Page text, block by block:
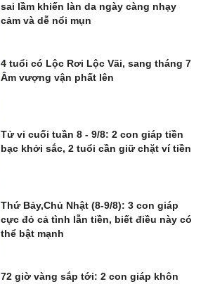
sai lầm khiến làn da ngày càng nhạy
cảm và dễ nổi mụn
4 tuổi có Lộc Rơi Lộc Vãi, sang tháng 7
Âm vượng vận phất lên
Tử vi cuối tuần 8 - 9/8: 2 con giáp tiền
bạc khởi sắc, 2 tuổi cần giữ chặt ví tiền
Thứ Bảy,Chủ Nhật (8-9/8): 3 con giáp
cực đỏ cả tình lẫn tiền, biết điều này có
thể bật mạnh
72 giờ vàng sắp tới: 2 con giáp khôn